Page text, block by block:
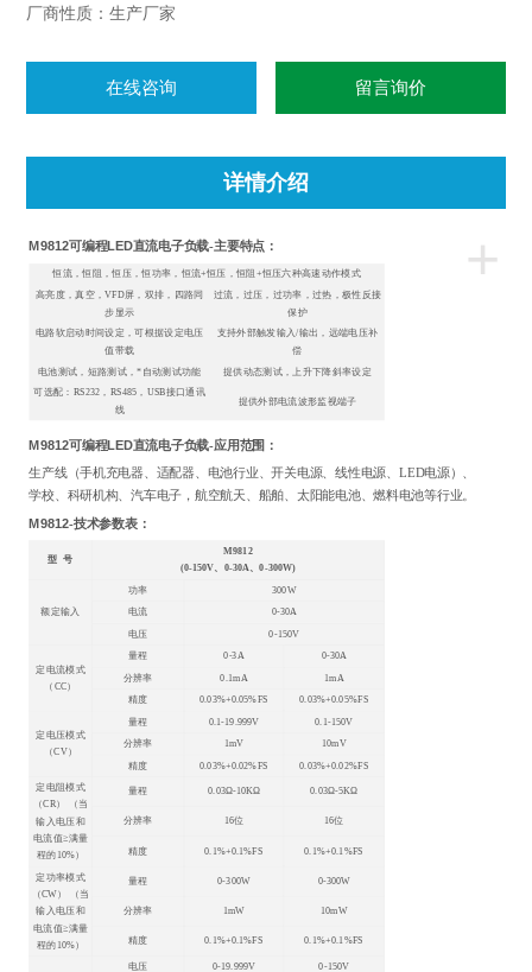
厂商性质：生产厂家
在线咨询 留言询价
详情介绍
+
M9812可编程LED直流电子负载-主要特点：
恒流，恒阻，恒压，恒功率，恒流+恒压，恒阻+恒压六种高速动作模式
高亮度，真空，VFD屏，双排，四路同
步显示
过流，过压，过功率，过热，极性反接
保护
电路软启动时间设定，可根据设定电压
值带载
支持外部触发输入/输出，远端电压补
偿
电池测试，短路测试，*自动测试功能
提供动态测试，上升下降斜率设定
可选配：RS232，RS485，USB接口通讯
线
提供外部电流波形监视端子
M9812可编程LED直流电子负载-应用范围：
生产线（手机充电器、适配器、电池行业、开关电源、线性电源、LED电源）、
学校、科研机构、汽车电子，航空航天、船舶、太阳能电池、燃料电池等行业。
M9812-技术参数表：
型 号
M9812
(0-150V、0-30A、0-300W)
额定输入
功率 300W
电流 0-30A
电压 0-150V
定电流模式
（CC）
量程 0-3A 0-30A
分辨率 0.1mA 1mA
精度 0.03%+0.05%FS 0.03%+0.05%FS
定电压模式
（CV）
量程 0.1-19.999V 0.1-150V
分辨率 1mV 10mV
精度 0.03%+0.02%FS 0.03%+0.02%FS
定电阻模式
（CR） （当
输入电压和
电流值≥满量
程的10%）
量程 0.03Ω-10KΩ 0.03Ω-5KΩ
分辨率 16位 16位
精度 0.1%+0.1%FS 0.1%+0.1%FS
定功率模式
（CW） （当
输入电压和
电流值≥满量
程的10%）
量程 0-300W 0-300W
分辨率 1mW 10mW
精度 0.1%+0.1%FS 0.1%+0.1%FS
电压 0-19.999V 0-150V